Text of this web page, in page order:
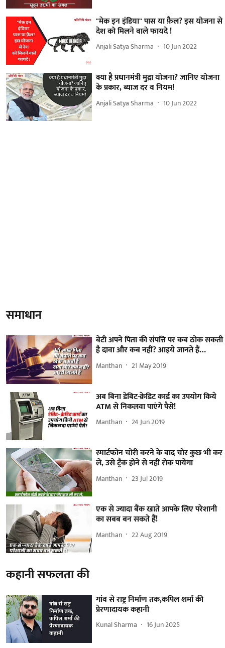
"मेक इन इंडिया" पास या फ़ैल? इस योजना से
देश को मिलने वाले फायदे !
Anjali Satya Sharma 10 Jun 2022
क्या है प्रधानमंत्री मुद्रा योजना? जानिए योजना
के प्रकार, ब्याज दर व नियम!
Anjali Satya Sharma 10 Jun 2022
समाधान
बेटी अपने पिता की संपत्ति पर कब ठोक सकती
है दावा और कब नहीं? आइये जानते हैं…
Manthan 21 May 2019
अब बिना डेबिट-क्रेडिट कार्ड का उपयोग किये
ATM से निकलवा पाएंगे पैसे!
Manthan 24 Jun 2019
स्मार्टफोन चोरी करने के बाद चोर कुछ भी कर
ले, उसे ट्रैक होने से नहीं रोक पायेगा
Manthan 23 Jul 2019
एक से ज्यादा बैंक खाते आपके लिए परेशानी
का सबब बन सकते हैं!
Manthan 22 Aug 2019
कहानी सफलता की
गांव से राष्ट्र निर्माण तक,कपिल शर्मा की
प्रेरणादायक कहानी
Kunal Sharma 16 Jun 2025